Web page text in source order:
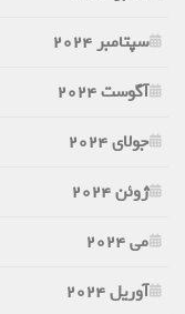
سپتامبر 2024
آگوست 2024
جولای 2024
ژوئن 2024
می 2024
آوریل 2024